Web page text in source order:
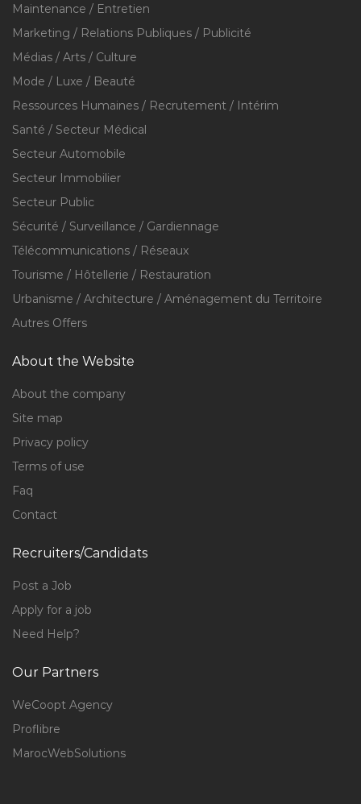
Maintenance / Entretien
Marketing / Relations Publiques / Publicité
Médias / Arts / Culture
Mode / Luxe / Beauté
Ressources Humaines / Recrutement / Intérim
Santé / Secteur Médical
Secteur Automobile
Secteur Immobilier
Secteur Public
Sécurité / Surveillance / Gardiennage
Télécommunications / Réseaux
Tourisme / Hôtellerie / Restauration
Urbanisme / Architecture / Aménagement du Territoire
Autres Offers
About the Website
About the company
Site map
Privacy policy
Terms of use
Faq
Contact
Recruiters/Candidats
Post a Job
Apply for a job
Need Help?
Our Partners
WeCoopt Agency
Proflibre
MarocWebSolutions